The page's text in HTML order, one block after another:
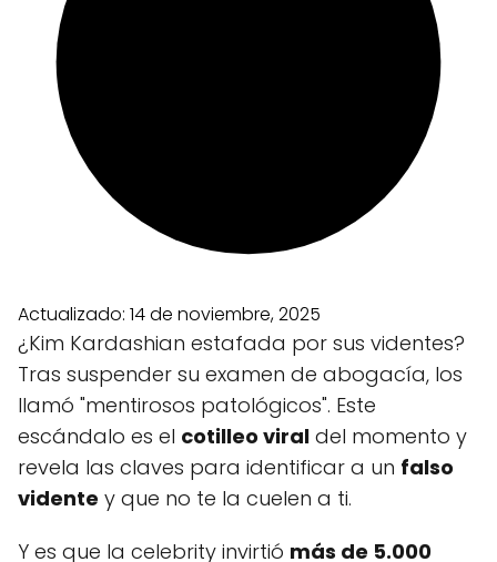
Actualizado: 14 de noviembre, 2025
¿Kim Kardashian estafada por sus videntes?
Tras suspender su examen de abogacía, los
llamó "mentirosos patológicos". Este
escándalo es el cotilleo viral del momento y
revela las claves para identificar a un falso
vidente y que no te la cuelen a ti.
Y es que la celebrity invirtió más de 5.000